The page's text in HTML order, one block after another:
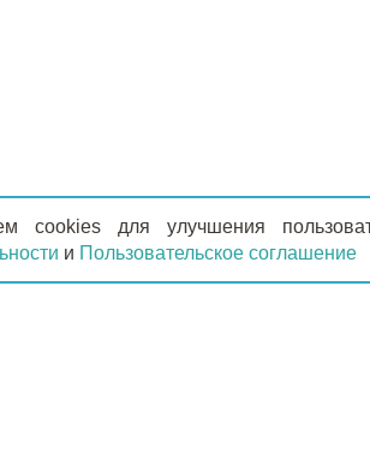
cookies для улучшения
и Пользовательское соглашение